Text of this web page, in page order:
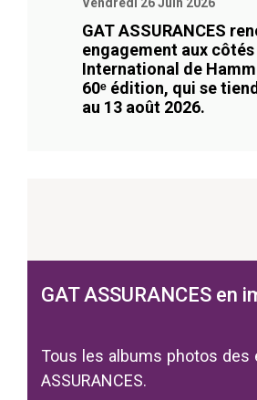
GAT ASSURANCES
engagement aux côtés
International de
60ᵉ édition, qui se
au 13 août 2026.
GAT ASSURANCES en
Tous les albums photos des
ASSURANCES.